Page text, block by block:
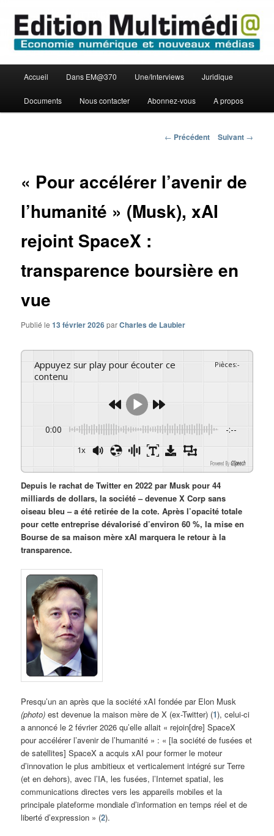
contenu
principalEdition Multimédi@
principal
Accueil Dans EM@370 Une/Interviews Juridique
Documents Nous contacter Abonnez-vous A propos
Navigation
← Précédent Suivant →
« Pour accélérer l’avenir de
l’humanité » (Musk), xAI
rejoint SpaceX :
transparence boursière en
vue
Publié le13 février 2026parCharles de Laubier
Appuyez sur play pour écouter ce
contenu
Pièces:-
0:00 -:--
1x
Powered ByGSpeech
Depuis le rachat de Twitter en 2022 par Musk pour 44
milliards de dollars, la société – devenue X Corp sans
oiseau bleu – a été retirée de la cote. Après l’opacité totale
pour cette entreprise dévalorisé d’environ 60 %, la mise en
Bourse de sa maison mère xAI marquera le retour à la
transparence.
Presqu’un an après que la société xAI fondée par Elon Musk
(photo) est devenue la maison mère de X (ex-Twitter) (1), celui-ci
a annoncé le 2 février 2026 qu’elle allait « rejoin[dre] SpaceX
pour accélérer l’avenir de l’humanité » : « [la société de fusées et
de satellites] SpaceX a acquis xAI pour former le moteur
d’innovation le plus ambitieux et verticalement intégré sur Terre
(et en dehors), avec l’IA, les fusées, l’Internet spatial, les
communications directes vers les appareils mobiles et la
principale plateforme mondiale d’information en temps réel et de
liberté d’expression » (2).